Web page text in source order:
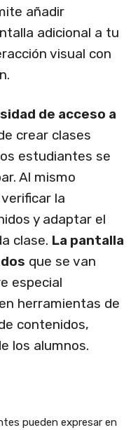
añadir
adicional a tu
visual con
de acceso a
crear clases
estudiantes se
Al mismo
la
y adaptar el
clase. La pantalla
que se van
especial
herramientas de
contenidos,
los alumnos.
pueden expresar en